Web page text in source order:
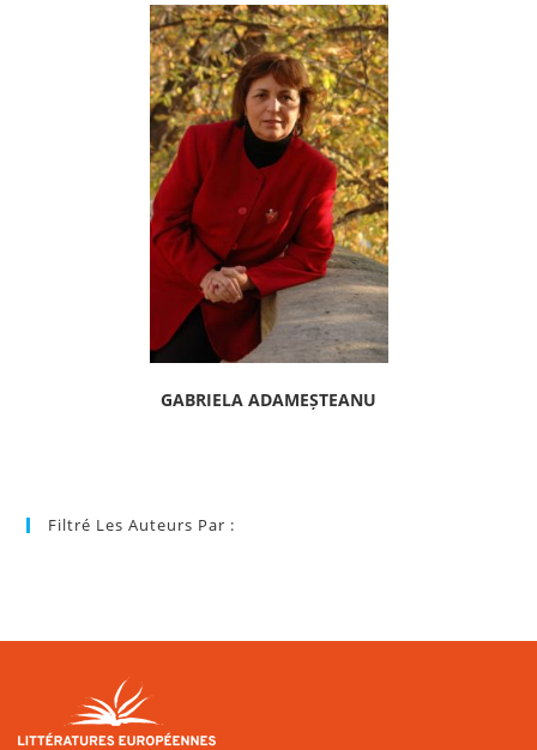
GABRIELA ADAMEȘTEANU
Filtré Les Auteurs Par :